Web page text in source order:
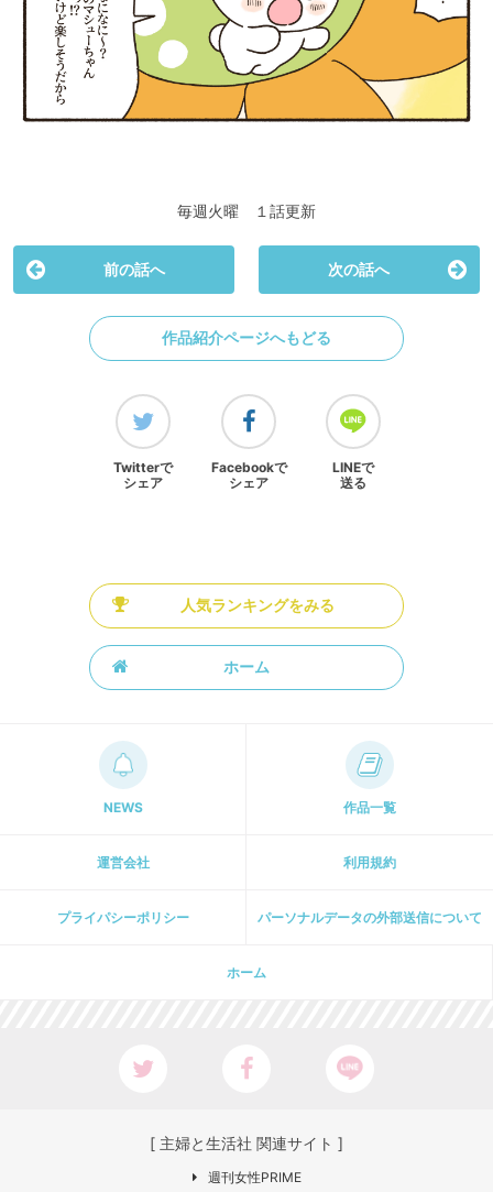
毎週火曜 １話更新
前の話へ 次の話へ
作品紹介ページへもどる
Twitterで
シェア
Facebookで
シェア
LINEで
送る
人気ランキングをみる
ホーム
NEWS 作品一覧
運営会社 利用規約
プライパシーポリシー パーソナルデータの外部送信について
ホーム
[ 主婦と生活社 関連サイト ]
週刊女性PRIME